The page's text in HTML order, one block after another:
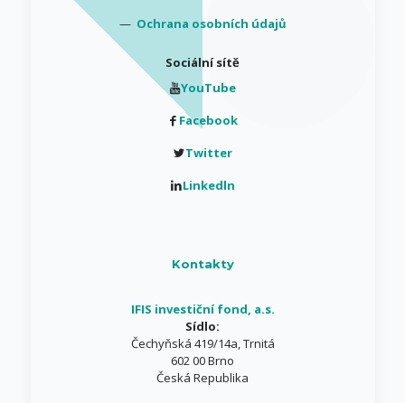
— Ochrana osobních údajů
Sociální sítě
YouTube
Facebook
Twitter
Linkedln
Kontakty
IFIS investiční fond, a.s.
Sídlo:
Čechyňská 419/14a, Trnitá
602 00 Brno
Česká Republika